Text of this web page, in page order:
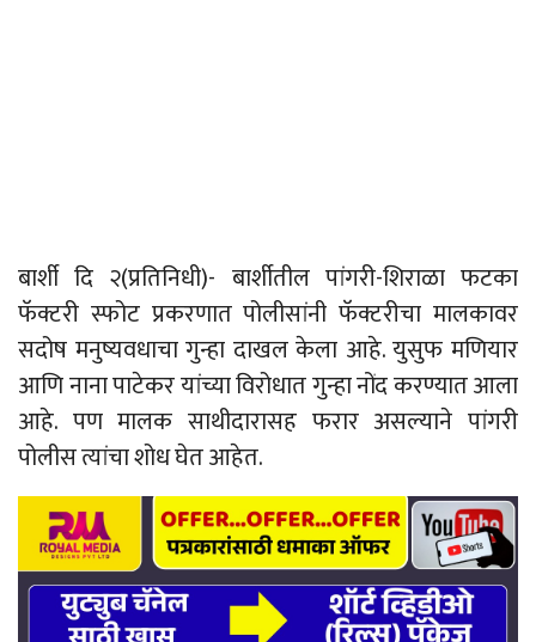
बार्शी दि २(प्रतिनिधी)- बार्शीतील पांगरी-शिराळा फटका
फॅक्टरी स्फोट प्रकरणात पोलीसांनी फॅक्टरीचा मालकावर
सदोष मनुष्यवधाचा गुन्हा दाखल केला आहे. युसुफ मणियार
आणि नाना पाटेकर यांच्या विरोधात गुन्हा नोंद करण्यात आला
आहे. पण मालक साथीदारासह फरार असल्याने पांगरी
पोलीस त्यांचा शोध घेत आहेत.